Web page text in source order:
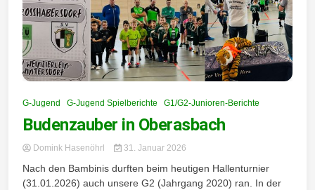
G-Jugend G-Jugend Spielberichte G1/G2-Junioren-Berichte
Budenzauber in Oberasbach
Domink Hasenöhrl 31. Januar 2026
Nach den Bambinis durften beim heutigen Hallenturnier
(31.01.2026) auch unsere G2 (Jahrgang 2020) ran. In der